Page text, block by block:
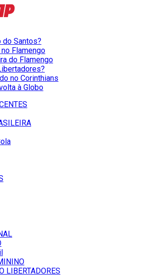
do Santos?
Flamengo
do Flamengo
no Corinthians
à Globo
LIBERTADORES